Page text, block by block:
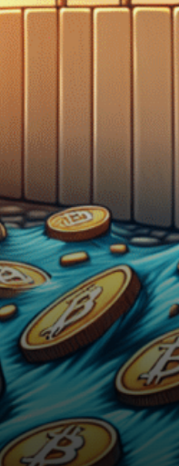
observé des
capitaux
Bitcoin,
millions…